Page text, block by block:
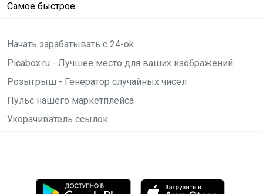
Самое быстрое
Начать зарабатывать с 24-ok
Picabox.ru - Лучшее место для ваших изображений
Розыгрыш - Генератор случайных чисел
Пульс нашего маркетплейса
Укорачиватель ссылок